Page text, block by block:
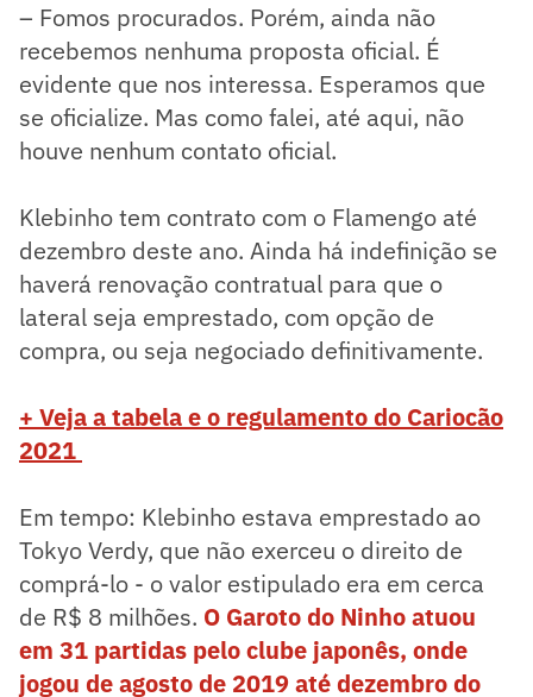
– Fomos procurados. Porém, ainda não
recebemos nenhuma proposta oficial. É
evidente que nos interessa. Esperamos que
se oficialize. Mas como falei, até aqui, não
houve nenhum contato oficial.
Klebinho tem contrato com o Flamengo até
dezembro deste ano. Ainda há indefinição se
haverá renovação contratual para que o
lateral seja emprestado, com opção de
compra, ou seja negociado definitivamente.
+ Veja a tabela e o regulamento do Cariocão
2021
Em tempo: Klebinho estava emprestado ao
Tokyo Verdy, que não exerceu o direito de
comprá-lo - o valor estipulado era em cerca
de R$ 8 milhões. O Garoto do Ninho atuou
em 31 partidas pelo clube japonês, onde
jogou de agosto de 2019 até dezembro do